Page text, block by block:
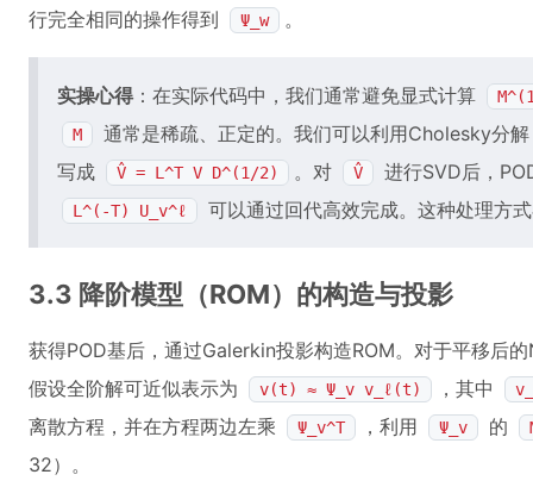
行完全相同的操作得到
Ψ_w 。
实操心得：在实际代码中，我们通常避免显式计算
M
通常是稀疏、正定的。我们可以利用Cholesky分
写成
V̂ = L^T V D^(1/2) 。对 V̂ 进行SVD后，
L^(-T) U_v^ℓ 可以通过回代高效完成。这种处理方
3.3 降阶模型（ROM）的构造与投影
获得POD基后，通过Galerkin投影构造ROM。对于平移后
假设全阶解可近似表示为
v(t) ≈ Ψ_v v_ℓ(t) ，其中
离散方程，并在方程两边左乘 Ψ_v^T ，利用 Ψ_v 的
32）。